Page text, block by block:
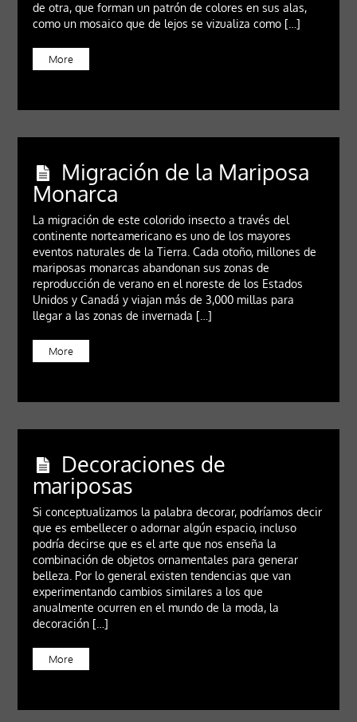
de otra, que forman un patrón de colores en sus alas,
como un mosaico que de lejos se vizualiza como […]
More
Migración de la Mariposa
Monarca
La migración de este colorido insecto a través del
continente norteamericano es uno de los mayores
eventos naturales de la Tierra. Cada otoño, millones de
mariposas monarcas abandonan sus zonas de
reproducción de verano en el noreste de los Estados
Unidos y Canadá y viajan más de 3,000 millas para
llegar a las zonas de invernada […]
More
Decoraciones de
mariposas
Si conceptualizamos la palabra decorar, podríamos decir
que es embellecer o adornar algún espacio, incluso
podría decirse que es el arte que nos enseña la
combinación de objetos ornamentales para generar
belleza. Por lo general existen tendencias que van
experimentando cambios similares a los que
anualmente ocurren en el mundo de la moda, la
decoración […]
More